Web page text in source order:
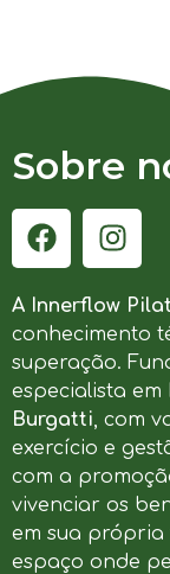
Sobre
A Innerflow
conhecimento
superação.
especialista em
Burgatti, com
exercício e
com a
vivenciar os
em sua própria
espaço onde